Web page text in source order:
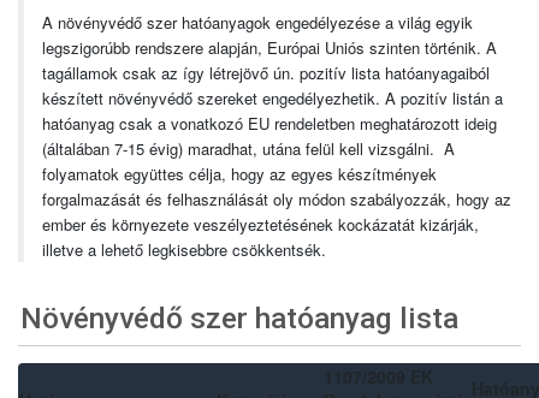
A növényvédő szer hatóanyagok engedélyezése a világ egyik
legszigorúbb rendszere alapján, Európai Uniós szinten történik. A
tagállamok csak az így létrejövő ún. pozitív lista hatóanyagaiból
készített növényvédő szereket engedélyezhetik. A pozitív listán a
hatóanyag csak a vonatkozó EU rendeletben meghatározott ideig
(általában 7-15 évig) maradhat, utána felül kell vizsgálni. A
folyamatok együttes célja, hogy az egyes készítmények
forgalmazását és felhasználását oly módon szabályozzák, hogy az
ember és környezete veszélyeztetésének kockázatát kizárják,
illetve a lehető legkisebbre csökkentsék.
Növényvédő szer hatóanyag lista